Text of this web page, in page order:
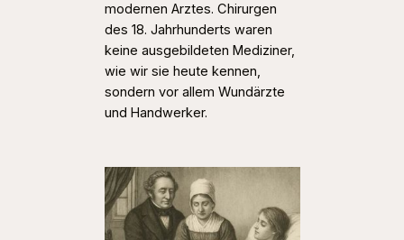
modernen Arztes. Chirurgen
des 18. Jahrhunderts waren
keine ausgebildeten Mediziner,
wie wir sie heute kennen,
sondern vor allem Wundärzte
und Handwerker.